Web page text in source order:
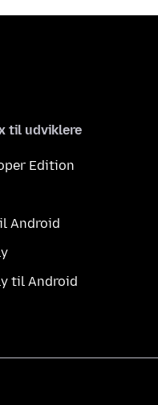
til udviklere
Edition
Android
til Android